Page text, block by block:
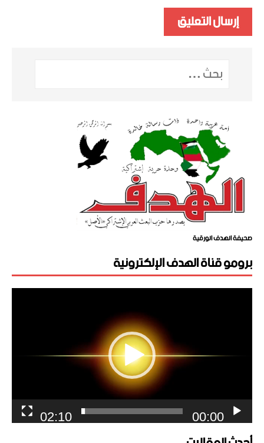
صحيفة الهدف الورقية
برومو قناة الهدف الإلكترونية
مشغل
00:00
02:10